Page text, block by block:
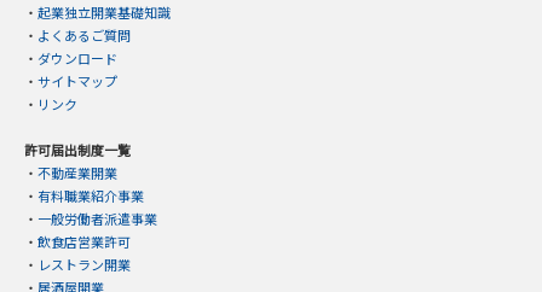
・ 起業独立開業基礎知識
・ よくあるご質問
・ ダウンロード
・ サイトマップ
・ リンク
許可届出制度一覧
・ 不動産業開業
・ 有料職業紹介事業
・ 一般労働者派遣事業
・ 飲食店営業許可
・ レストラン開業
・ 居酒屋開業